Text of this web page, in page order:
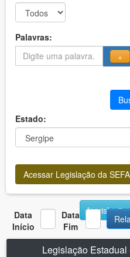
Palavras:
+
Estado:
Acessar Legislação da
Data
Início
Data
Fim
Legislação